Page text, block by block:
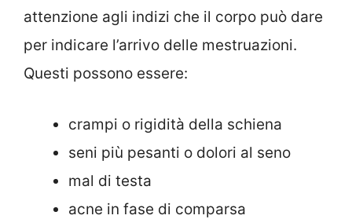
attenzione agli indizi che il corpo può dare
per indicare l’arrivo delle mestruazioni.
Questi possono essere:
crampi o rigidità della schiena
seni più pesanti o dolori al seno
mal di testa
acne in fase di comparsa